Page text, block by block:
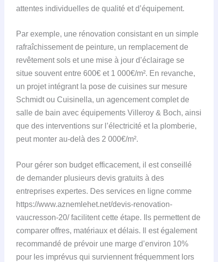
attentes individuelles de qualité et d’équipement.
Par exemple, une rénovation consistant en un simple
rafraîchissement de peinture, un remplacement de
revêtement sols et une mise à jour d’éclairage se
situe souvent entre 600€ et 1 000€/m². En revanche,
un projet intégrant la pose de cuisines sur mesure
Schmidt ou Cuisinella, un agencement complet de
salle de bain avec équipements Villeroy & Boch, ainsi
que des interventions sur l’électricité et la plomberie,
peut monter au-delà des 2 000€/m².
Pour gérer son budget efficacement, il est conseillé
de demander plusieurs devis gratuits à des
entreprises expertes. Des services en ligne comme
https://www.aznemlehet.net/devis-renovation-
vaucresson-20/ facilitent cette étape. Ils permettent de
comparer offres, matériaux et délais. Il est également
recommandé de prévoir une marge d’environ 10%
pour les imprévus qui surviennent fréquemment lors